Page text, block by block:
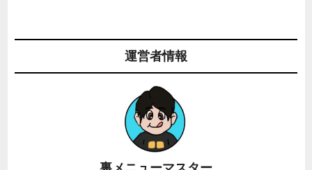
運営者情報